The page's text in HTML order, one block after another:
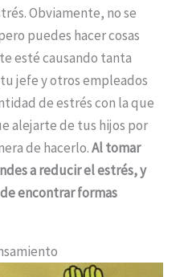
Obviamente, no se
puedes hacer cosas
esté causando tanta
jefe y otros empleados
de estrés con la que
alejarte de tus hijos por
de hacerlo.Al tomar
a reducir el estrés, y
encontrar formas